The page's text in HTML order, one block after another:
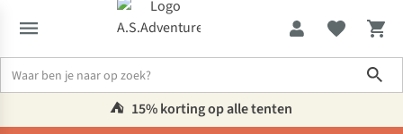
⛺️ 15% korting op alle tenten